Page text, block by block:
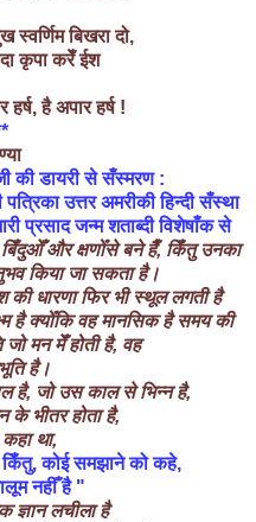
बिखरा दो,
कृपा करेँ ईश
हर्ष, है अपार हर्ष !
की डायरी से सँस्मरण :
पत्रिका उत्तर अमरीकी हिन्दी सँस्था
प्रसाद जन्म शताब्दी विशेषाँक से
और क्षणोँसे बने हैँ, किँतु उनका
किया जा सकता है।
की धारणा फिर भी स्थूल लगती है
है क्योँकि वह मानसिक है समय की
मन मेँ होती है, वह
है।
है, जो उस काल से भिन्न है,
भीतर होता है,
कहा था,
कोई समझाने को कहे,
नहीँ है "
ज्ञान लचीला है